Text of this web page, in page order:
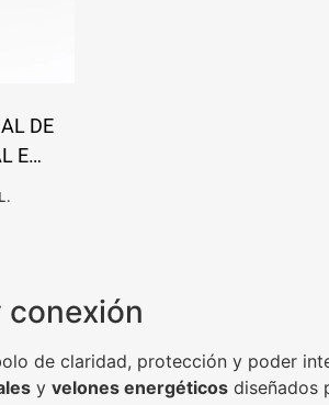
DE
E
conexión
de claridad, protección y poder
y velones energéticosdiseñados